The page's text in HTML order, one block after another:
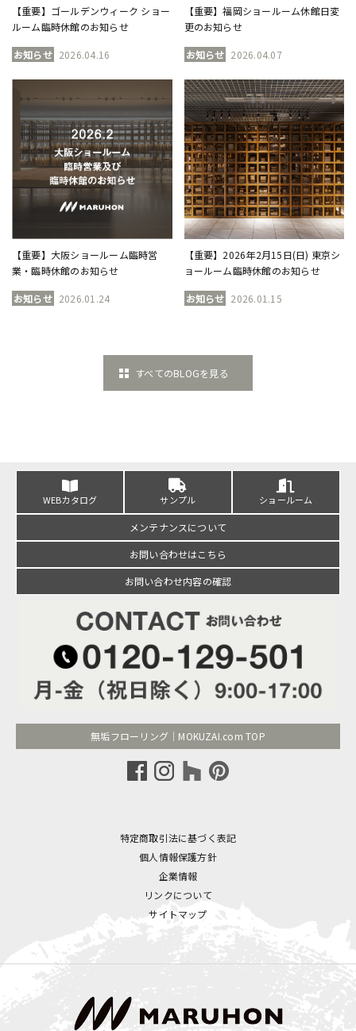
【重要】ゴールデンウィーク ショー
ルーム臨時休館のお知らせ
お知らせ 2026.04.16
【重要】福岡ショールーム休館日変
更のお知らせ
お知らせ 2026.04.07
【重要】大阪ショールーム臨時営
業・臨時休館のお知らせ
お知らせ 2026.01.24
【重要】2026年2月15日(日) 東京シ
ョールーム臨時休館のお知らせ
お知らせ 2026.01.15
すべてのBLOGを見る
WEBカタログ サンプル ショールーム
メンテナンスについて
お問い合わせはこちら
お問い合わせ内容の確認
無垢フローリング｜MOKUZAI.com TOP
特定商取引法に基づく表記
個人情報保護方針
企業情報
リンクについて
サイトマップ